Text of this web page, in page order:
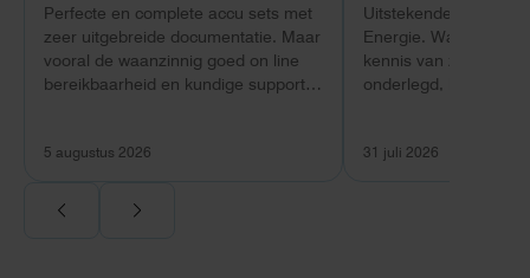
Perfecte en complete accu sets met
zeer uitgebreide documentatie. Maar
vooral de waanzinnig goed on line
bereikbaarheid en kundige support
5 augustus 2026
Uitstekende ervaring
Energie. Wat vooral
kennis van zaken:
onderlegd, heldere
Ook de nazorg is
31 juli 2026